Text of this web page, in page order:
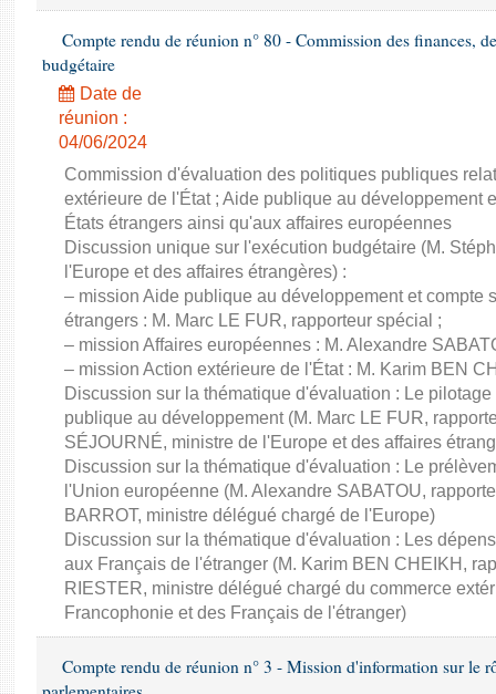
Compte rendu de réunion n° 80 - Commission des finances,
budgétaire
Date de
réunion :
04/06/2024
Commission d'évaluation des politiques publiques
extérieure de l'État ; Aide publique au développement
États étrangers ainsi qu'aux affaires européennes
Discussion unique sur l'exécution budgétaire (M.
l'Europe et des affaires étrangères) :
– mission Aide publique au développement et compte
étrangers : M. Marc LE FUR, rapporteur spécial ;
– mission Affaires européennes : M. Alexandre
– mission Action extérieure de l'État : M. Karim BEN
Discussion sur la thématique d'évaluation : Le
publique au développement (M. Marc LE FUR,
SÉJOURNÉ, ministre de l'Europe et des affaires
Discussion sur la thématique d'évaluation : Le
l'Union européenne (M. Alexandre SABATOU,
BARROT, ministre délégué chargé de l'Europe)
Discussion sur la thématique d'évaluation : Les
aux Français de l'étranger (M. Karim BEN CHEIKH,
RIESTER, ministre délégué chargé du commerce
Francophonie et des Français de l'étranger)
Compte rendu de réunion n° 3 - Mission d'information sur le